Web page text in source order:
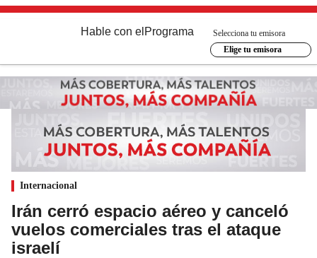
Hable con el Programa
Selecciona tu emisora
Elige tu emisora
Internacional
Irán cerró espacio aéreo y canceló
vuelos comerciales tras el ataque
israelí